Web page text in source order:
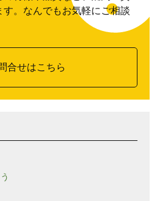
。なんでもお気軽にご相談
合せはこちら